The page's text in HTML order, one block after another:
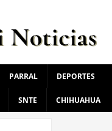
PARRAL DEPORTES
SNTE CHIHUAHUA